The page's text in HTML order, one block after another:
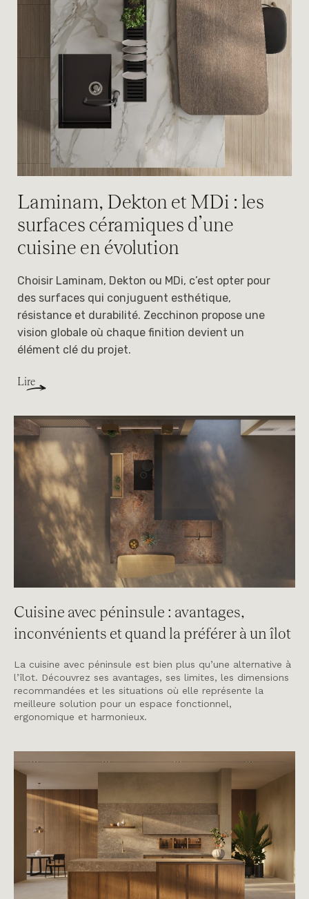
Laminam, Dekton et MDi : les
surfaces céramiques d’une
cuisine en évolution
Choisir Laminam, Dekton ou MDi, c’est opter pour
des surfaces qui conjuguent esthétique,
résistance et durabilité. Zecchinon propose une
vision globale où chaque finition devient un
élément clé du projet.
Lire
Cuisine avec péninsule : avantages,
inconvénients et quand la préférer à un îlot
La cuisine avec péninsule est bien plus qu’une alternative à
l’îlot. Découvrez ses avantages, ses limites, les dimensions
recommandées et les situations où elle représente la
meilleure solution pour un espace fonctionnel,
ergonomique et harmonieux.